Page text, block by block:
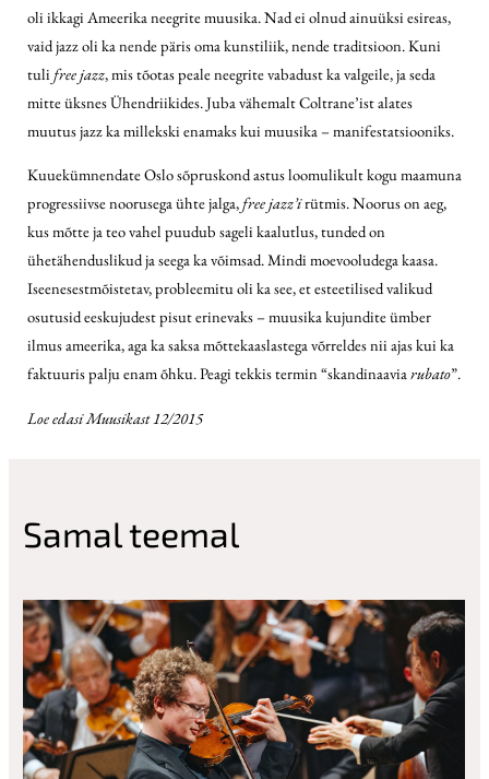
oli ikkagi Ameerika neegrite muusika. Nad ei olnud ainuüksi esireas,
vaid jazz oli ka nende päris oma kunstiliik, nende traditsioon. Kuni
tuli free jazz, mis tõotas peale neegrite vabadust ka valgeile, ja seda
mitte üksnes Ühendriikides. Juba vähemalt Coltrane’ist alates
muutus jazz ka millekski enamaks kui muusika – manifestatsiooniks.
Kuuekümnendate Oslo sõpruskond astus loomulikult kogu maamuna
progressiivse noorusega ühte jalga, free jazz’irütmis. Noorus on aeg,
kus mõtte ja teo vahel puudub sageli kaalutlus, tunded on
ühetähenduslikud ja seega ka võimsad. Mindi moevooludega kaasa.
Iseenesestmõistetav, probleemitu oli ka see, et esteetilised valikud
osutusid eeskujudest pisut erinevaks – muusika kujundite ümber
ilmus ameerika, aga ka saksa mõttekaaslastega võrreldes nii ajas kui ka
faktuuris palju enam õhku. Peagi tekkis termin “skandinaaviarubato”.
Loe edasi Muusikast 12/2015
Samal teemal